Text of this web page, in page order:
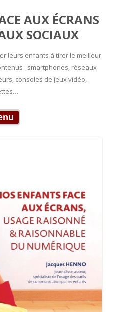
AUX ÉCRANS
SOCIAUX
leurs enfants à tirer le meilleur
: smartphones, réseaux
consoles de jeux vidéo,